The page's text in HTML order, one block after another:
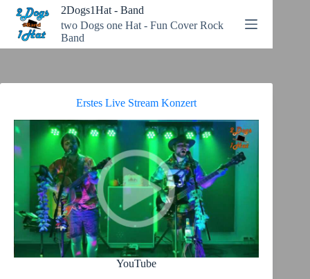
Zum
Inhalt
springen
2Dogs1Hat - Band
two Dogs one Hat - Fun Cover Rock
Band
Erstes Live Stream Konzert
YouTube